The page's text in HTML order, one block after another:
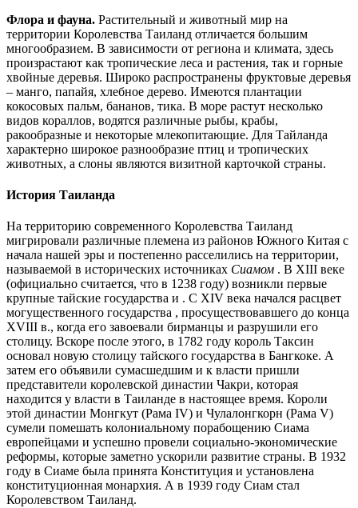
Флора и фауна. Растительный и животный мир на
территории Королевства Таиланд отличается большим
многообразием. В зависимости от региона и климата, здесь
произрастают как тропические леса и растения, так и горные
хвойные деревья. Широко распространены фруктовые деревья
– манго, папайя, хлебное дерево. Имеются плантации
кокосовых пальм, бананов, тика. В море растут несколько
видов кораллов, водятся различные рыбы, крабы,
ракообразные и некоторые млекопитающие. Для Тайланда
характерно широкое разнообразие птиц и тропических
животных, а слоны являются визитной карточкой страны.
История Таиланда
На территорию современного Королевства Таиланд
мигрировали различные племена из районов Южного Китая с
начала нашей эры и постепенно расселились на территории,
называемой в исторических источниках Сиамом . В XIII веке
(официально считается, что в 1238 году) возникли первые
крупные тайские государства и . С XIV века начался расцвет
могущественного государства , просуществовавшего до конца
XVIII в., когда его завоевали бирманцы и разрушили его
столицу. Вскоре после этого, в 1782 году король Таксин
основал новую столицу тайского государства в Бангкоке. А
затем его объявили сумасшедшим и к власти пришли
представители королевской династии Чакри, которая
находится у власти в Таиланде в настоящее время. Короли
этой династии Монгкут (Рама IV) и Чулалонгкорн (Рама V)
сумели помешать колониальному порабощению Сиама
европейцами и успешно провели социально-экономические
реформы, которые заметно ускорили развитие страны. В 1932
году в Сиаме была принята Конституция и установлена
конституционная монархия. А в 1939 году Сиам стал
Королевством Таиланд.